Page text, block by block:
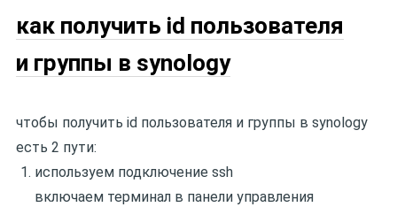
как получить id пользователя
и группы в synology
чтобы получить id пользователя и группы в synology
есть 2 пути:
используем подключение ssh
включаем терминал в панели управления